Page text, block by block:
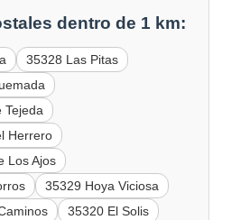
dentro de 1 km:
35328 Las Pitas
Tejeda
Herrero
Los Ajos
35329 Hoya Viciosa
35320 El Solis